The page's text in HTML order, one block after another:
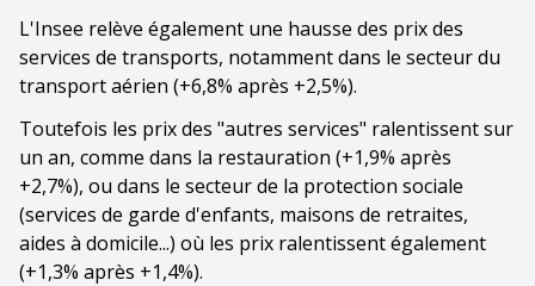
L'Insee relève également une hausse des prix des
services de transports, notamment dans le secteur du
transport aérien (+6,8% après +2,5%).
Toutefois les prix des "autres services" ralentissent sur
un an, comme dans la restauration (+1,9% après
+2,7%), ou dans le secteur de la protection sociale
(services de garde d'enfants, maisons de retraites,
aides à domicile...) où les prix ralentissent également
(+1,3% après +1,4%).